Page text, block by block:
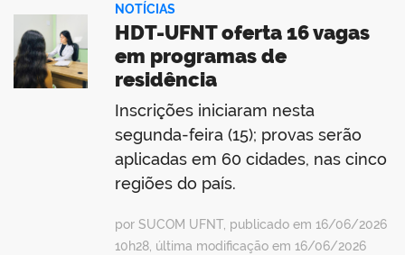
NOTÍCIAS
HDT-UFNT oferta 16 vagas
em programas de
residência
Inscrições iniciaram nesta
segunda-feira (15); provas serão
aplicadas em 60 cidades, nas cinco
regiões do país.
por SUCOM UFNT, publicado em 16/06/2026
10h28, última modificação em 16/06/2026